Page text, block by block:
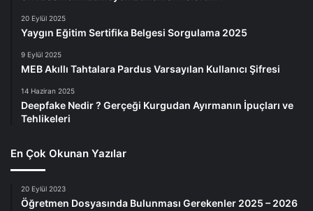
20 Eylül 2025
Yaygın Eğitim Sertifika Belgesi Sorgulama 2025
9 Eylül 2025
MEB Akıllı Tahtalara Pardus Varsayılan Kullanıcı Şifresi
14 Haziran 2025
Deepfake Nedir ? Gerçeği Kurgudan Ayırmanın İpuçları ve
Tehlikeleri
En Çok Okunan Yazılar
20 Eylül 2023
Öğretmen Dosyasında Bulunması Gerekenler 2025 – 2026